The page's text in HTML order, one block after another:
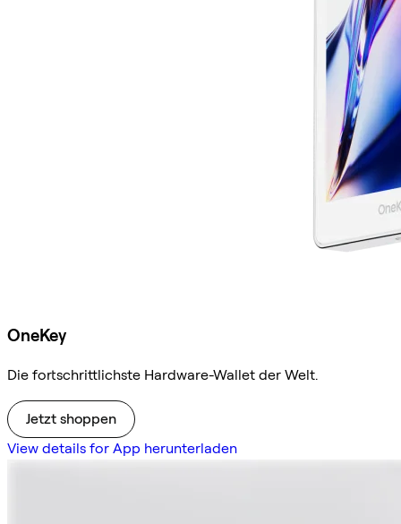
OneKey
Die fortschrittlichste Hardware-Wallet der Welt.
Jetzt shoppen
View details for App herunterladen